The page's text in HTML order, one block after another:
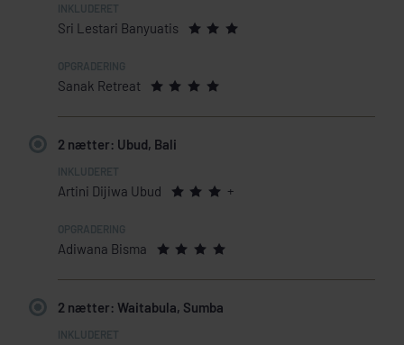
Sri Lestari Banyuatis
Sanak Retreat
2 nætter: Ubud, Bali
Artini Dijiwa Ubud +
Adiwana Bisma
2 nætter: Waitabula, Sumba